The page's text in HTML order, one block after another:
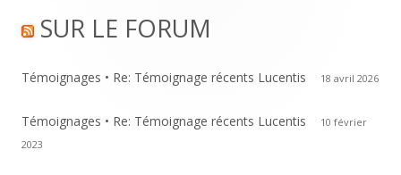
Content
SUR LE FORUM
Témoignages • Re: Témoignage récents Lucentis 18 avril 2026
Témoignages • Re: Témoignage récents Lucentis
10 février
2023